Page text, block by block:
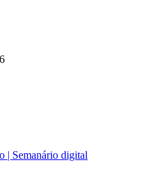
| Semanário digital